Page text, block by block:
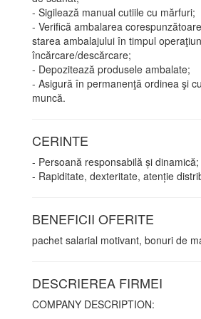
- Sigilează manual cutiile cu mărfuri;
- Verifică ambalarea
starea ambalajului în timpul
încărcare/descărcare;
- Depozitează produsele ambalate;
- Asigură în permanenţă ordinea şi
muncă.
CERINTE
- Persoană responsabilă și dinamică;
- Rapiditate, dexteritate, atenție
BENEFICII OFERITE
pachet salarial motivant, bonuri de
DESCRIEREA FIRMEI
COMPANY DESCRIPTION: